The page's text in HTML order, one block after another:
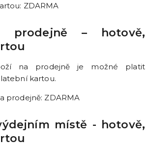
ZDARMA
prodejně – hotově,
na prodejně je možné platit
kartou.
prodejně: ZDARMA
místě - hotově,